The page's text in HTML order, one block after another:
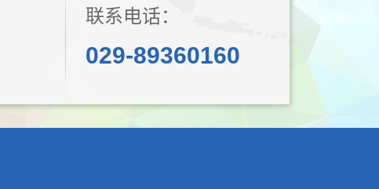
联系电话：
029-89360160